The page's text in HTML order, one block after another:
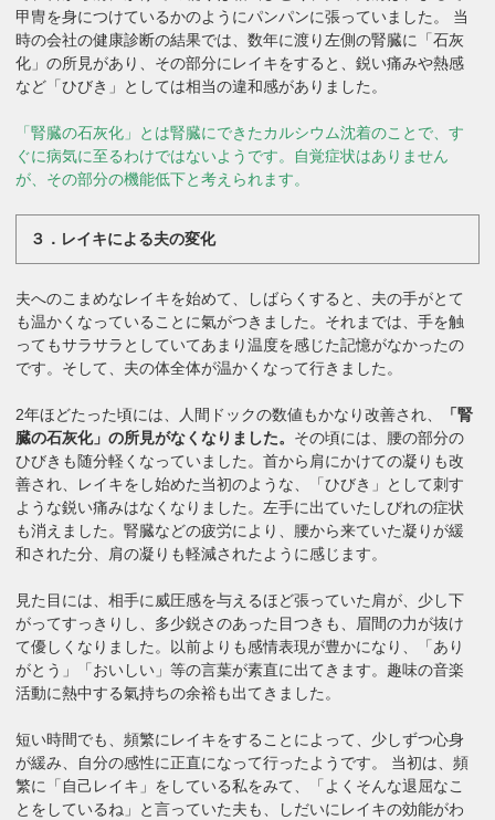
甲冑を身につけているかのようにパンパンに張っていました。 当
時の会社の健康診断の結果では、数年に渡り左側の腎臓に「石灰
化」の所見があり、その部分にレイキをすると、鋭い痛みや熱感
など「ひびき」としては相当の違和感がありました。
「腎臓の石灰化」とは腎臓にできたカルシウム沈着のことで、す
ぐに病気に至るわけではないようです。自覚症状はありません
が、その部分の機能低下と考えられます。
３．レイキによる夫の変化
夫へのこまめなレイキを始めて、しばらくすると、夫の手がとて
も温かくなっていることに氣がつきました。それまでは、手を触
ってもサラサラとしていてあまり温度を感じた記憶がなかったの
です。そして、夫の体全体が温かくなって行きました。
2年ほどたった頃には、人間ドックの数値もかなり改善され、
「腎
臓の石灰化」の所見がなくなりました。 その頃には、腰の部分の
ひびきも随分軽くなっていました。首から肩にかけての凝りも改
善され、レイキをし始めた当初のような、「ひびき」として刺す
ような鋭い痛みはなくなりました。左手に出ていたしびれの症状
も消えました。腎臓などの疲労により、腰から来ていた凝りが緩
和された分、肩の凝りも軽減されたように感じます。
見た目には、相手に威圧感を与えるほど張っていた肩が、少し下
がってすっきりし、多少鋭さのあった目つきも、眉間の力が抜け
て優しくなりました。以前よりも感情表現が豊かになり、「あり
がとう」「おいしい」等の言葉が素直に出てきます。趣味の音楽
活動に熱中する氣持ちの余裕も出てきました。
短い時間でも、頻繁にレイキをすることによって、少しずつ心身
が緩み、自分の感性に正直になって行ったようです。 当初は、頻
繁に「自己レイキ」をしている私をみて、「よくそんな退屈なこ
とをしているね」と言っていた夫も、しだいにレイキの効能がわ